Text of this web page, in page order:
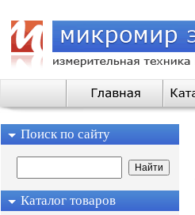
Поиск по сайту
Каталог товаров